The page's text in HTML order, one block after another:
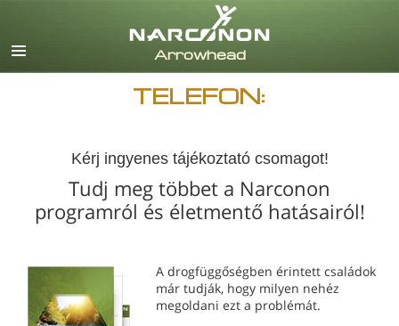
Deutsch
héber
magyar
olasz
Nederlands
norvég
TELEFON:
Kérj ingyenes tájékoztató csomagot!
Tudj meg többet a Narconon
programról és életmentő hatásairól!
A drogfüggőségben érintett családok
már tudják, hogy milyen nehéz
megoldani ezt a problémát.